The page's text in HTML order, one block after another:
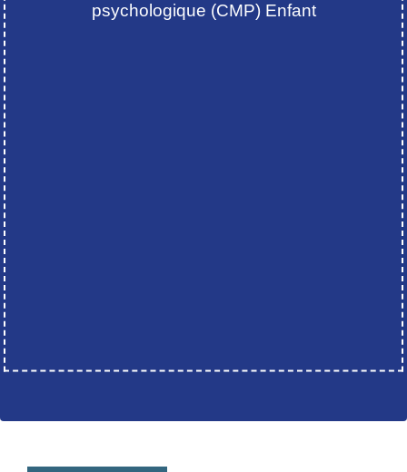
psychologique (CMP) Enfant